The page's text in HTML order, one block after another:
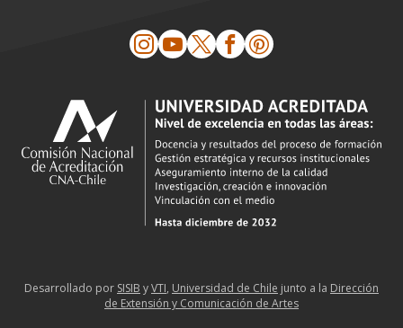
Desarrollado por SISIB yVTI, Universidad de Chile junto a la Dirección
de Extensión y Comunicación de Artes